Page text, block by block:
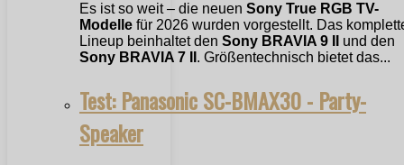
Es ist so weit – die neuen Sony True RGB TV-
Modelle für 2026 wurden vorgestellt. Das
Lineup beinhaltet den Sony BRAVIA 9 II
und den
Sony BRAVIA 7 II . Größentechnisch bietet das...
Test: Panasonic SC-BMAX30 - Party-
Speaker